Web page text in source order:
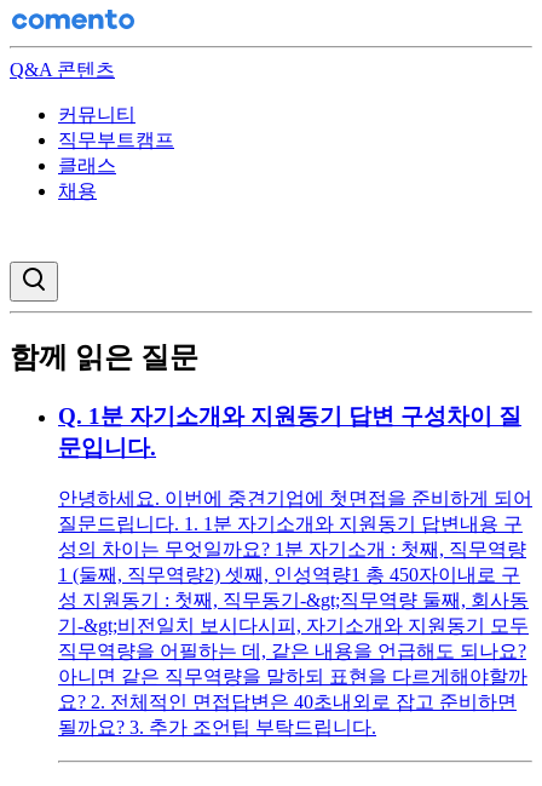
Q&A 콘텐츠
커뮤니티
직무부트캠프
클래스
채용
함께 읽은 질문
Q. 1분 자기소개와 지원동기 답변 구성차이 질
문입니다.
안녕하세요. 이번에 중견기업에 첫면접을 준비하게 되어
질문드립니다. 1. 1분 자기소개와 지원동기 답변내용 구
성의 차이는 무엇일까요? 1분 자기소개 : 첫째, 직무역량
1 (둘째, 직무역량2) 셋째, 인성역량1 총 450자이내로 구
성 지원동기 : 첫째, 직무동기-&gt;직무역량 둘째, 회사동
기-&gt;비전일치 보시다시피, 자기소개와 지원동기 모두
직무역량을 어필하는 데, 같은 내용을 언급해도 되나요?
아니면 같은 직무역량을 말하되 표현을 다르게해야할까
요? 2. 전체적인 면접답변은 40초내외로 잡고 준비하면
될까요? 3. 추가 조언팁 부탁드립니다.